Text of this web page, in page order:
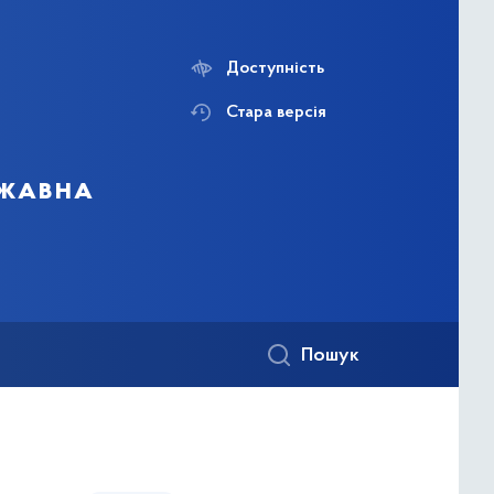
Доступність
Стара версія
Пошук